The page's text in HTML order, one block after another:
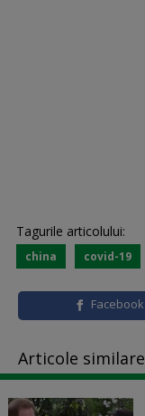
Tagurile articolului:
china covid-19
Facebook
Articole similare